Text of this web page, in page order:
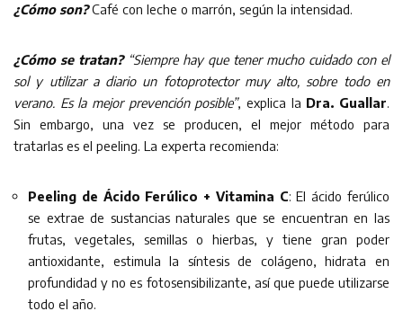
¿Cómo son? Café con leche o marrón, según la intensidad.
¿Cómo se tratan?“Siempre hay que tener mucho cuidado con el
sol y utilizar a diario un fotoprotector muy alto, sobre todo en
verano. Es la mejor prevención posible”, explica la Dra. Guallar.
Sin embargo, una vez se producen, el mejor método para
tratarlas es el peeling. La experta recomienda:
Peeling de Ácido Ferúlico + Vitamina C: El ácido ferúlico
se extrae de sustancias naturales que se encuentran en las
frutas, vegetales, semillas o hierbas, y tiene gran poder
antioxidante, estimula la síntesis de colágeno, hidrata en
profundidad y no es fotosensibilizante, así que puede utilizarse
todo el año.